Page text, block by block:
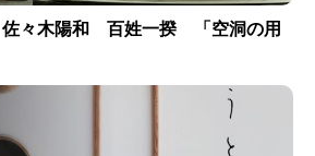
々木陽和 百姓一揆 「空洞の用